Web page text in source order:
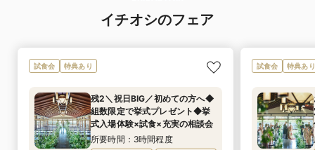
イチオシのフェア
試食会 特典あり
残2＼祝日BIG／初めての方へ◆
組数限定で挙式プレゼント◆挙
式入場体験×試食×充実の相談会
所要時間：3時間程度
試食会 特典あり